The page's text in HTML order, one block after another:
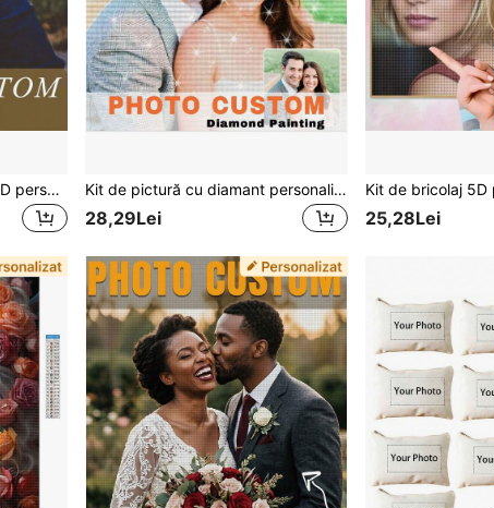
Kit de pictură cu diamant 5D personalizat, broderie rotundă cu strasuri personalizate, mozaic pe pânză DIY, cadou pentru decor de casă, pânză în ulei 40x50cm, forme rotunde de diamant, kituri de pictură cu diamant cu tematică portret pentru accesorii pentru adulți Kit de pictură cu diamant personalizat 5D - Personalizați cu propria fotografie, pietre acrilice rotunde, broderie completă cu burghiu, set de artizanat DIY pentru decorul casei și cadouri, fotografie reală personalizată, pictură cu diamant DIY cadou lucrat manual, kit de artă pătrată rotundă 5D cu burghiu complet, mozaic de diamant decorare casă cadou suvenir
28,29Lei 25,28Lei